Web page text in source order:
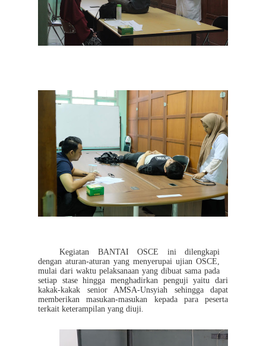
Kegiatan BANTAI OSCE ini dilengkapi
dengan aturan-aturan yang menyerupai ujian OSCE,
mulai dari waktu pelaksanaan yang dibuat sama pada
setiap stase hingga menghadirkan penguji yaitu dari
kakak-kakak senior AMSA-Unsyiah sehingga dapat
memberikan masukan-masukan kepada para peserta
terkait keterampilan yang diuji.